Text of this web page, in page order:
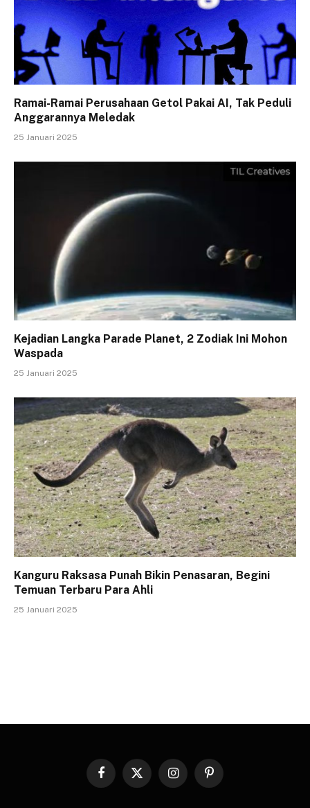
Ramai-Ramai Perusahaan Getol Pakai AI, Tak Peduli
Anggarannya Meledak
25 Januari 2025
Kejadian Langka Parade Planet, 2 Zodiak Ini Mohon
Waspada
25 Januari 2025
Kanguru Raksasa Punah Bikin Penasaran, Begini
Temuan Terbaru Para Ahli
25 Januari 2025
Facebook
X
InstagramPinterest